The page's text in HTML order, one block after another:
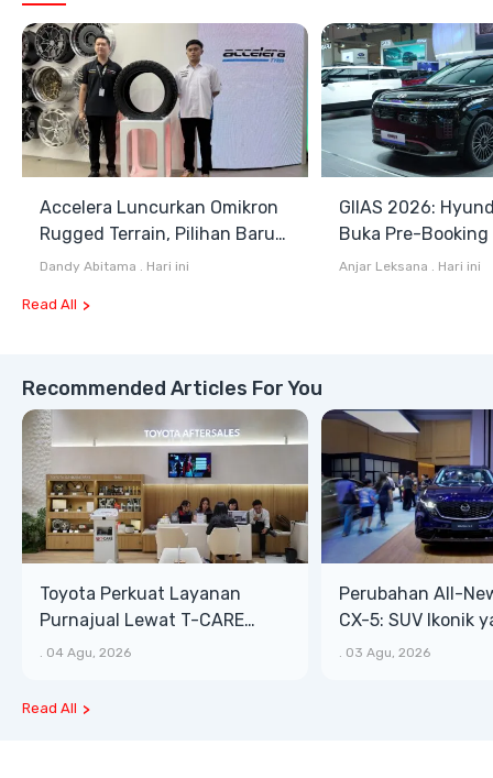
Accelera Luncurkan Omikron
Rugged Terrain, Pilihan Baru
Antara All Terrain dan Mud
Dandy Abitama . Hari ini
GIIAS 2026:
Buka Pre-Booking
Harga Mulai
Anjar Leksana . Hari ini
Read All
Recommended Articles For You
Toyota Perkuat Layanan
Purnajual Lewat T-CARE
XTRA, Manfaat Lebih Besar
. 04 Agu, 2026
Perubahan All-
CX-5: SUV Ikonik
Bongsor, Mewah,
. 03 Agu, 2026
Read All